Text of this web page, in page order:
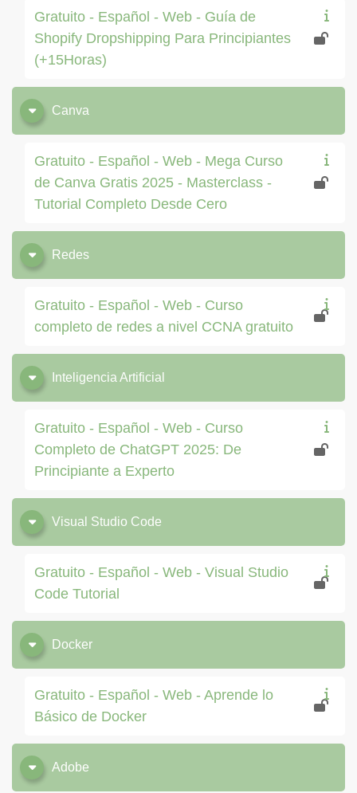
Gratuito - Español - Web - Guía de
Shopify Dropshipping Para Principiantes
(+15Horas)
Canva
Gratuito - Español - Web - Mega Curso
de Canva Gratis 2025 - Masterclass -
Tutorial Completo Desde Cero
Redes
Gratuito - Español - Web - Curso
completo de redes a nivel CCNA gratuito
Inteligencia Artificial
Gratuito - Español - Web - Curso
Completo de ChatGPT 2025: De
Principiante a Experto
Visual Studio Code
Gratuito - Español - Web - Visual Studio
Code Tutorial
Docker
Gratuito - Español - Web - Aprende lo
Básico de Docker
Adobe